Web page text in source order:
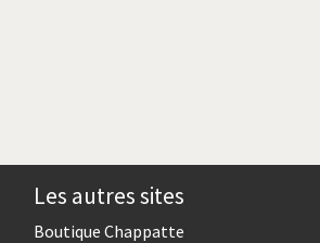
Les autres sites
Boutique Chappatte